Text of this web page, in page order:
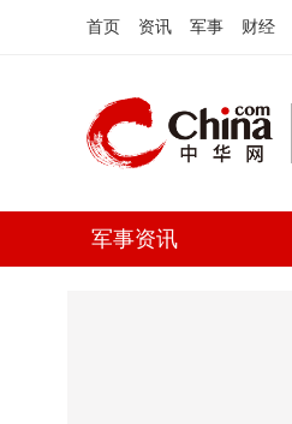
首页 资讯 军事 财经
军事资讯